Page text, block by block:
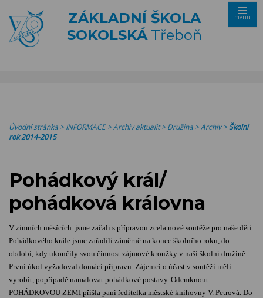
ZÁKLADNÍ ŠKOLA
SOKOLSKÁTřeboň
menu
Úvodní stránka >INFORMACE>Archiv aktualit>Družina >Archiv>Školní
rok 2014-2015
Pohádkový král/
pohádková královna
V zimních měsících jsme začali s přípravou zcela nové soutěže pro naše děti.
Pohádkového krále jsme zařadili záměrně na konec školního roku, do
období, kdy ukončily svou činnost zájmové kroužky v naší školní družině.
První úkol vyžadoval domácí přípravu. Zájemci o účast v soutěži měli
vyrobit, popřípadě namalovat pohádkové postavy. Odemknout
POHÁDKOVOU ZEMI přišla pani ředitelka městské knihovny V. Petrová. Do